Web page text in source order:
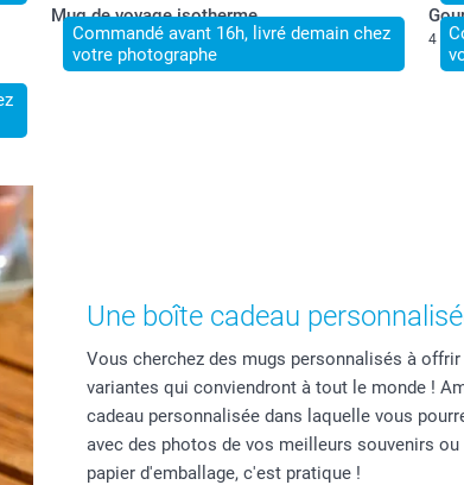
Commandé avant 16h, livré demain chez
votre photographe
Mug de voyage isotherme
4
Une boîte cadeau
Vous cherchez des mugs personnalisés à
variantes qui conviendront à tout le monde !
cadeau personnalisée dans laquelle vous
avec des photos de vos meilleurs souvenirs
papier d'emballage, c'est pratique !